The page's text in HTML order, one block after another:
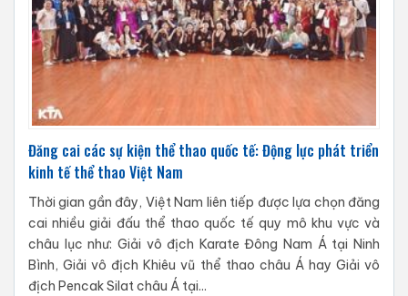
Đăng cai các sự kiện thể thao quốc tế: Động lực phát triển
kinh tế thể thao Việt Nam
Thời gian gần đây, Việt Nam liên tiếp được lựa chọn đăng
cai nhiều giải đấu thể thao quốc tế quy mô khu vực và
châu lục như: Giải vô địch Karate Đông Nam Á tại Ninh
Bình, Giải vô địch Khiêu vũ thể thao châu Á hay Giải vô
địch Pencak Silat châu Á tại...